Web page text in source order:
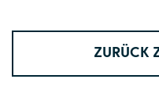
ZURÜCK